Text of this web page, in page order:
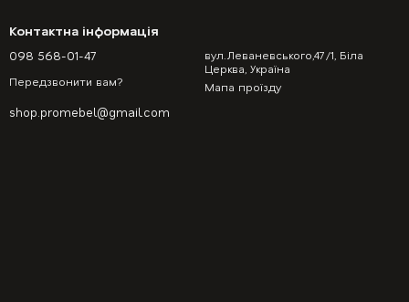
Контактна інформація
098 568-01-47
Передзвонити вам?
shop.promebel@gmail.com
вул.Леваневського,47/1, Біла
Церква, Україна
Мапа проїзду